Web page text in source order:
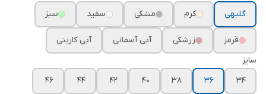
گلبهی
کرم مشکی سفید سبز
قرمز زرشکی آبی آسمانی
آبی کاربنی
سایز
۳۴
۳۶ ۳۸ ۴۰ ۴۲ ۴۴ ۴۶